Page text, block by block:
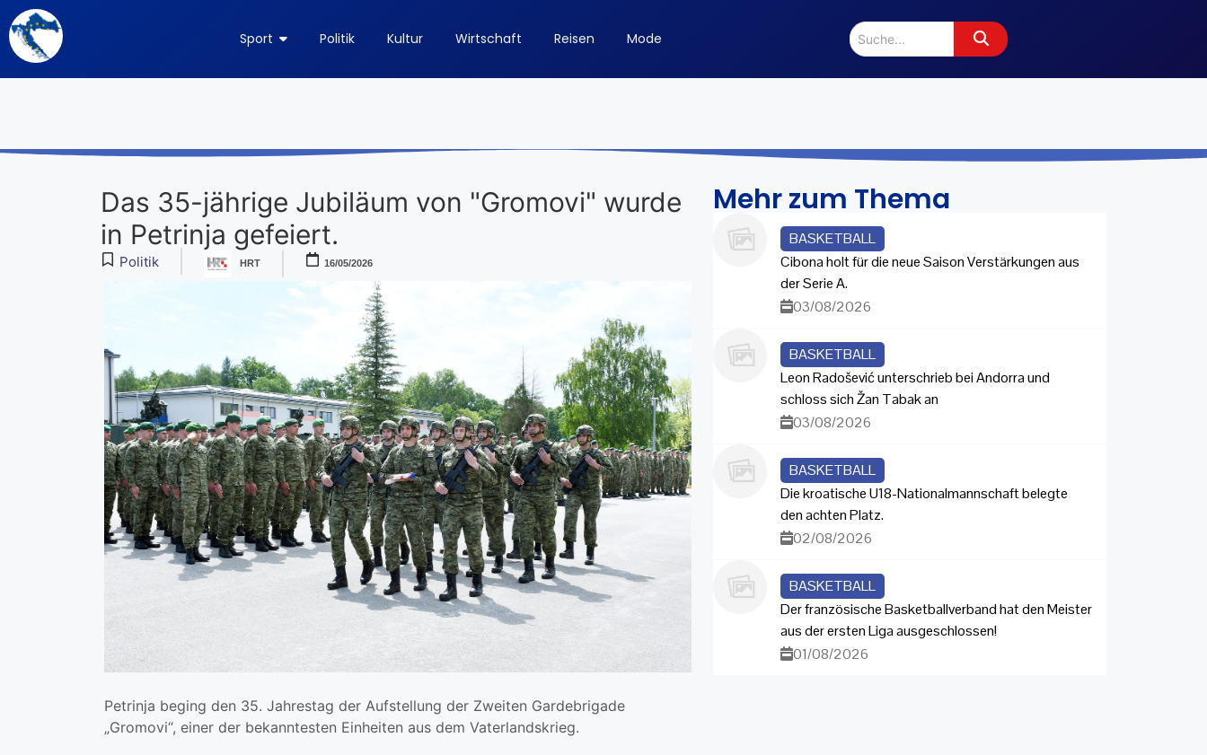
Sport Politik Kultur Wirtschaft Reisen Mode
Das 35-jährige Jubiläum von "Gromovi" wurde
in Petrinja gefeiert.
Politik HRT 16/05/2026
Petrinja beging den 35. Jahrestag der Aufstellung der Zweiten Gardebrigade
„Gromovi“, einer der bekanntesten Einheiten aus dem Vaterlandskrieg.
Mehr zum Thema
BASKETBALL
Cibona holt für die neue Saison Verstärkungen aus
der Serie A.
03/08/2026
BASKETBALL
Leon Radošević unterschrieb bei Andorra und
schloss sich Žan Tabak an
03/08/2026
BASKETBALL
Die kroatische U18-Nationalmannschaft belegte
den achten Platz.
02/08/2026
BASKETBALL
Der französische Basketballverband hat den Meister
aus der ersten Liga ausgeschlossen!
01/08/2026